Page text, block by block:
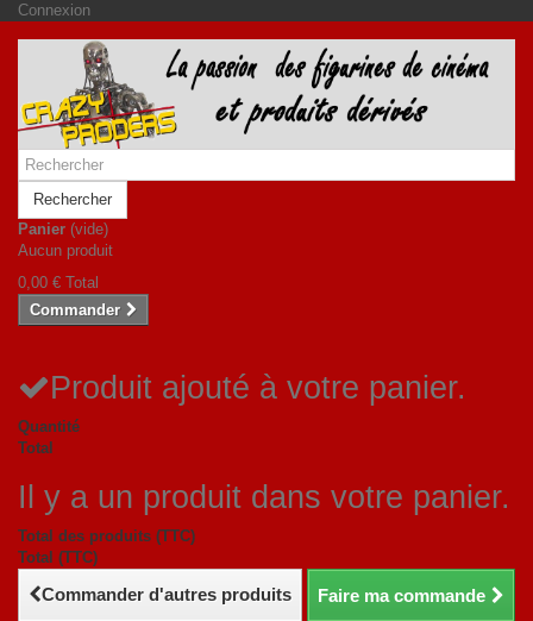
Connexion
Rechercher
Panier (vide)
Aucun produit
0,00 € Total
Commander
Produit ajouté à votre panier.
Quantité
Total
Il y a un produit dans votre panier.
Total des produits (TTC)
Total (TTC)
Commander d'autres produits Faire ma commande